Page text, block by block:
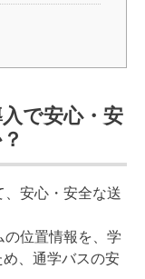
で安心・安
安心・安全な送
位置情報を、学
、通学バスの安